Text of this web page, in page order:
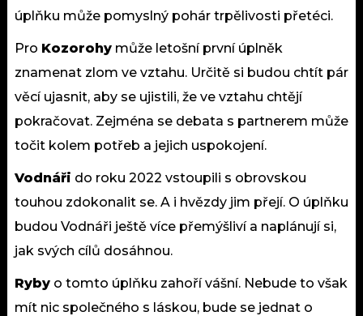
úplňku může pomyslný pohár trpělivosti přetéci.
Pro Kozorohy může letošní první úplněk
znamenat zlom ve vztahu. Určitě si budou chtít pár
věcí ujasnit, aby se ujistili, že ve vztahu chtějí
pokračovat. Zejména se debata s partnerem může
točit kolem potřeb a jejich uspokojení.
Vodnáři do roku 2022 vstoupili s obrovskou
touhou zdokonalit se. A i hvězdy jim přejí. O úplňku
budou Vodnáři ještě více přemýšliví a naplánují si,
jak svých cílů dosáhnou.
Ryby o tomto úplňku zahoří vášní. Nebude to však
mít nic společného s láskou, bude se jednat o